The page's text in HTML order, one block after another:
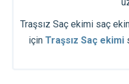
Traşsız Saç ekimi saç
için Traşsız Saç ekimi